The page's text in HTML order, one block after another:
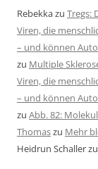
Rebekkazu Tregs:
Viren, die
– und können
zu Multiple
Viren, die
– und können
zu Abb. 82:
Thomaszu Mehr
Heidrun Schallerzu